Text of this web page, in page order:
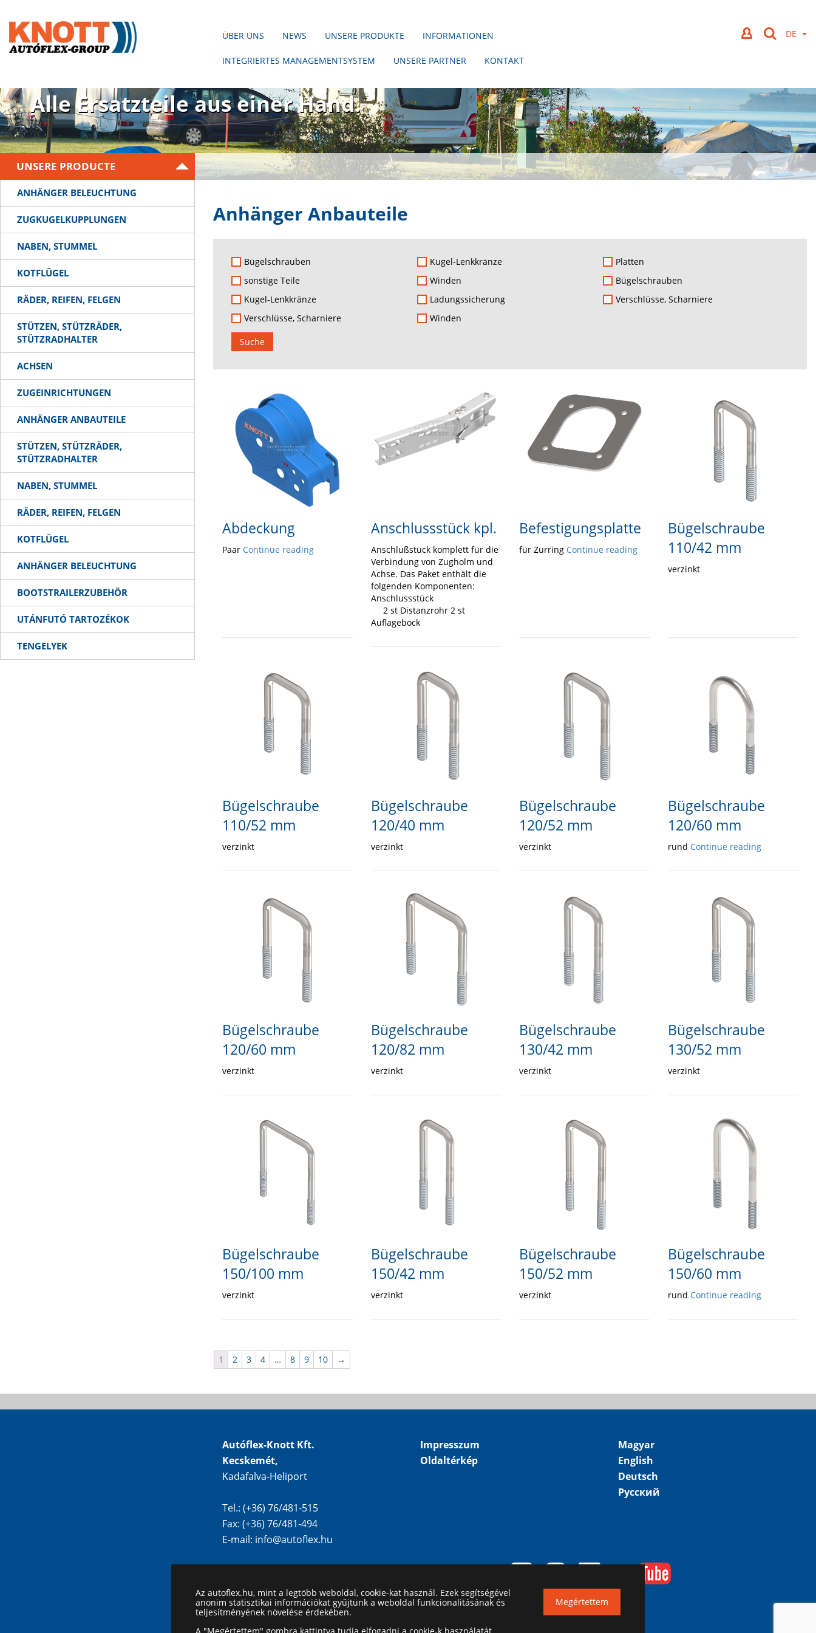
ÜBER UNS NEWS UNSERE PRODUKTE INFORMATIONEN
INTEGRIERTES MANAGEMENTSYSTEM UNSERE PARTNER KONTAKT
Es gibt keinen Anhänger ohne uns!
Alle Ersatzteile aus einer Hand.
UNSERE PRODUCTE
ANHÄNGER BELEUCHTUNG
ZUGKUGELKUPPLUNGEN
NABEN, STUMMEL
KOTFLÜGEL
RÄDER, REIFEN, FELGEN
STÜTZEN, STÜTZRÄDER,
STÜTZRADHALTER
ACHSEN
ZUGEINRICHTUNGEN
ANHÄNGER ANBAUTEILE
STÜTZEN, STÜTZRÄDER,
STÜTZRADHALTER
NABEN, STUMMEL
RÄDER, REIFEN, FELGEN
KOTFLÜGEL
ANHÄNGER BELEUCHTUNG
BOOTSTRAILERZUBEHÖR
UTÁNFUTÓ TARTOZÉKOK
TENGELYEK
Anhänger Anbauteile
Bügelschrauben Kugel-Lenkkränze
Platten
sonstige Teile
Winden
Bügelschrauben
Kugel-Lenkkränze
Ladungssicherung
Verschlüsse, Scharniere
Verschlüsse, Scharniere
Winden
Suche
Abdeckung
Paar Continue reading
Anschlussstück kpl.
Anschlußstück komplett für die
Verbindung von Zugholm und
Achse. Das Paket enthält die
folgenden Komponenten:
Anschlussstück
2 st Distanzrohr 2 st
Auflagebock
Befestigungsplatte
für Zurring Continue reading
Bügelschraube
110/42 mm
verzinkt
Bügelschraube
110/52 mm
verzinkt
Bügelschraube
120/40 mm
verzinkt
Bügelschraube
120/52 mm
verzinkt
Bügelschraube
120/60 mm
rund Continue reading
Bügelschraube
120/60 mm
verzinkt
Bügelschraube
120/82 mm
verzinkt
Bügelschraube
130/42 mm
verzinkt
Bügelschraube
130/52 mm
verzinkt
Bügelschraube
150/100 mm
verzinkt
Bügelschraube
150/42 mm
verzinkt
Bügelschraube
150/52 mm
verzinkt
Bügelschraube
150/60 mm
rund Continue reading
1 2 3 4 … 8 9 10 →
Autóflex-Knott Kft.
Kecskemét,
Kadafalva-Heliport
Tel.: (+36) 76/481-515
Fax: (+36) 76/481-494
E-mail: info@autoflex.hu
Impresszum
Oldaltérkép
Magyar
English
Deutsch
Русский
Az autoflex.hu, mint a legtöbb weboldal, cookie-kat használ. Ezek segítségével
anonim statisztikai információkat gyűjtünk a weboldal funkcionalitásának és
teljesítményének növelése érdekében.
Megértettem